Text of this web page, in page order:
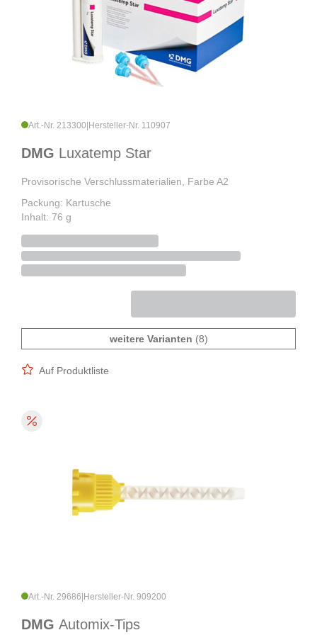
Art.-Nr. 213300 Hersteller-Nr. 110907
DMG Luxatemp Star
Provisorische Verschlussmaterialien, Farbe A2
Packung: Kartusche
Inhalt: 76 g
weitere Varianten (8)
Auf Produktliste
Art.-Nr. 29686 Hersteller-Nr. 909200
DMG Automix-Tips